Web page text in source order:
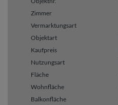
Zimmer
Vermarktungsart
Objektart
Kaufpreis
Nutzungsart
Fläche
Wohnfläche
Balkonfläche